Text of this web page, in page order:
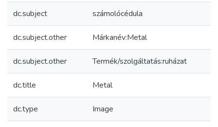
dc.subject számolócédula
dc.subject.other Márkanév:Metal
dc.subject.other Termék/szolgáltatás:ruházat
dc.title Metal
dc.type Image